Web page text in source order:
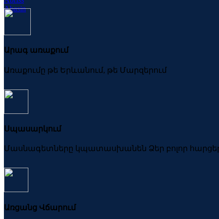
Abasin
Արագ առաքում
Առաքումը թե Երևանում, թե Մարզերում
Սպասարկում
Մասնագետները կպատասխանեն Ձեր բոլոր
Առցանց Վճարում